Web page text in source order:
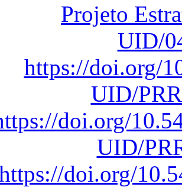
Projeto
UID/
https://doi.org/
UID/
doi.org/
UID/
doi.org/